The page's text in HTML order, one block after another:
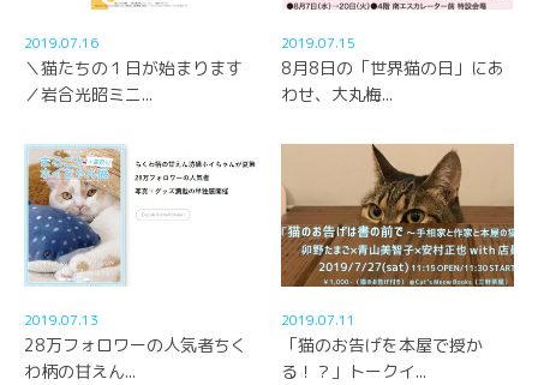
2019.07.16
＼猫たちの１日が始まります
／岩合光昭ミニ...
2019.07.15
8月8日の「世界猫の日」にあ
わせ、大丸梅...
2019.07.13
28万フォロワーの人気者ちく
わ柄の甘えん...
2019.07.11
「猫のお告げを本屋で授か
る！？」トークイ...